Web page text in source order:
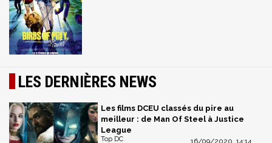
LES DERNIÈRES NEWS
Les films DCEU classés du pire au
meilleur : de Man Of Steel à Justice
League
Top DC